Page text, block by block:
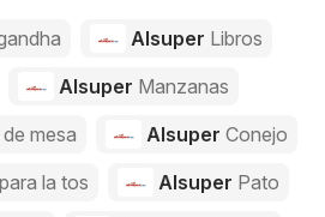
Alsuper Libros
Alsuper Manzanas
mesa Alsuper Conejo
la tos Alsuper Pato